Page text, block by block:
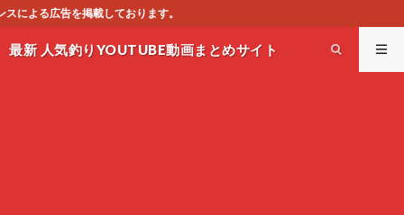
最新 人気釣りYOUTUBE動画まとめサイト